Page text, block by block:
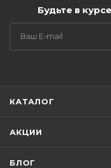
Будьте в
КАТАЛОГ
АКЦИИ
БЛОГ